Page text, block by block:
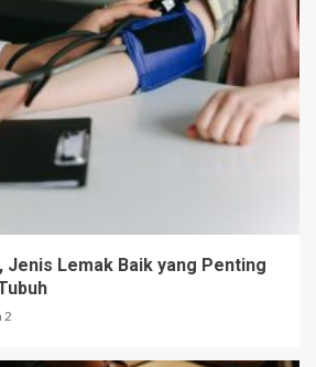
Jenis Lemak Baik yang Penting
2